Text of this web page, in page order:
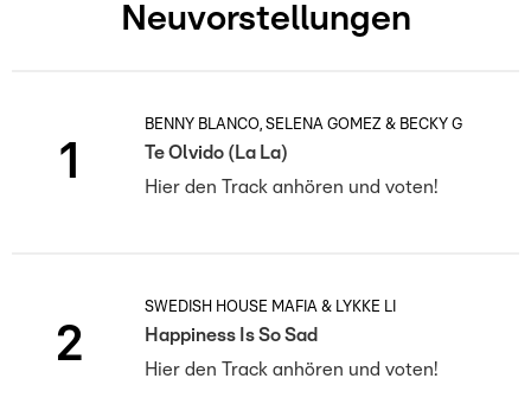
Neuvorstellungen
1
BENNY BLANCO, SELENA GOMEZ & BECKY G
Te Olvido (La La)
Hier den Track anhören und voten!
2
SWEDISH HOUSE MAFIA & LYKKE LI
Happiness Is So Sad
Hier den Track anhören und voten!